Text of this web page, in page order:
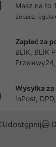
Masz na to
Zobacz
Zapłać za
BLIK, BLIK
Wysyłka
InPost, DPD,
Udostępnij